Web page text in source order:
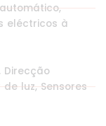
eléctricos à
Direcção
luz, Sensores